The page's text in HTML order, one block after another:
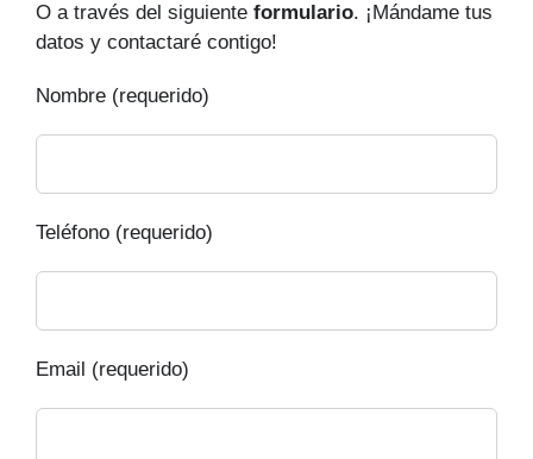
O a través del siguiente formulario. ¡Mándame tus
datos y contactaré contigo!
Nombre (requerido)
Teléfono (requerido)
Email (requerido)